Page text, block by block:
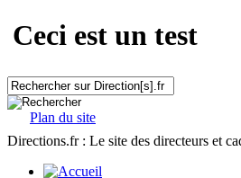
Ceci est un test
Plan du site
Directions.fr : Le site des directeurs et